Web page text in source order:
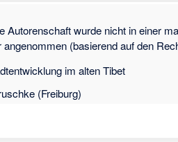
Autorenschaft wurde nicht in einer
angenommen (basierend auf den
im alten Tibet
(Freiburg)